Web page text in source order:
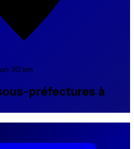
30 km
préfectures à